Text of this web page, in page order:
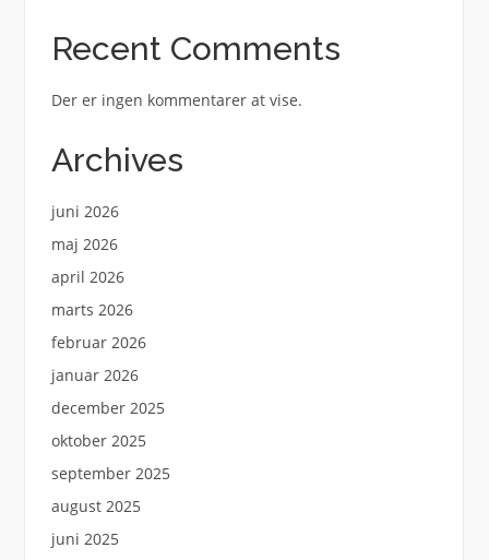
Recent Comments
Der er ingen kommentarer at vise.
Archives
juni 2026
maj 2026
april 2026
marts 2026
februar 2026
januar 2026
december 2025
oktober 2025
september 2025
august 2025
juni 2025